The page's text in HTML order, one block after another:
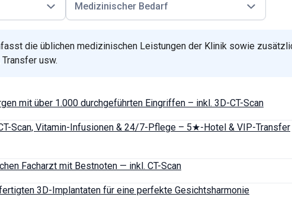
Medizinischer Bedarf
die üblichen medizinischen Leistungen der Klinik sowie
usw.
mit über 1.000 durchgeführten Eingriffen – inkl. 3D-CT-Scan
Scan, Vitamin-Infusionen & 24/7-Pflege – 5★-Hotel & VIP-Transfer
Facharzt mit Bestnoten — inkl. CT-Scan
3D-Implantaten für eine perfekte Gesichtsharmonie